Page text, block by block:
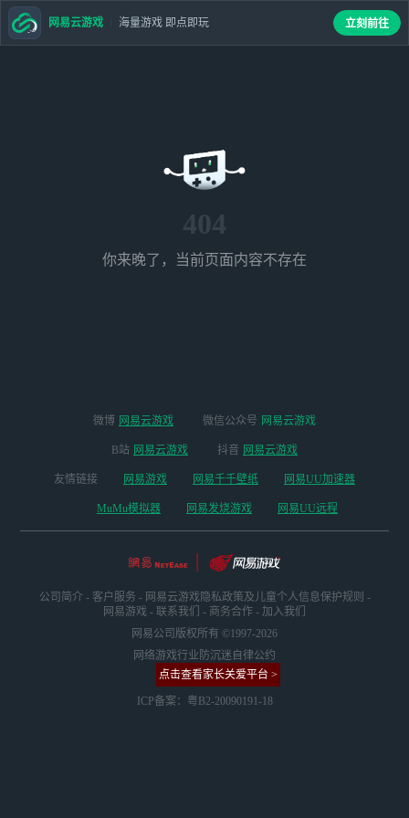
404
你来晚了，当前页面内容不存在
网易云游戏 海量游戏 即点即玩 立刻前往
微博 网易云游戏 微信公众号 网易云游戏
B站 网易云游戏 抖音 网易云游戏
友情链接 网易游戏 网易千千壁纸 网易UU加速器
MuMu模拟器 网易发烧游戏 网易UU远程
公司简介 - 客户服务 - 网易云游戏隐私政策及儿童个人信息保护规则 -
网易游戏 - 联系我们 - 商务合作 - 加入我们
网易公司版权所有 ©1997-2026
网络游戏行业防沉迷自律公约
点击查看家长关爱平台 >
ICP备案：粤B2-20090191-18